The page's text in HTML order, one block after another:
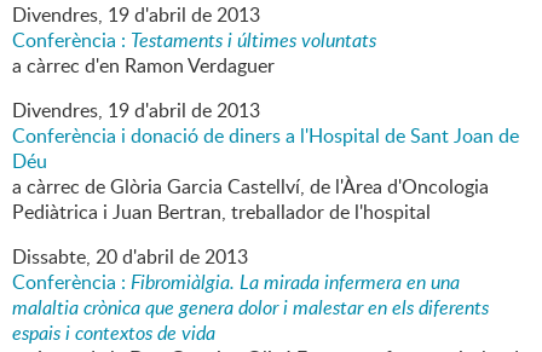
Divendres, 19d'abril de2013
Conferència : Testaments i últimes voluntats
a càrrec d'en Ramon Verdaguer
Divendres, 19d'abril de2013
Conferència i donació de diners a l'Hospital de Sant Joan de
Déu
a càrrec de Glòria Garcia Castellví, de l'Àrea d'Oncologia
Pediàtrica i Juan Bertran, treballador de l'hospital
Dissabte, 20d'abril de2013
Conferència : Fibromiàlgia. La mirada infermera en una
malaltia crònica que genera dolor i malestar en els diferents
espais i contextos de vida